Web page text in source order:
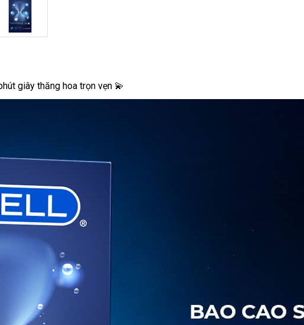
giây thăng hoa trọn vẹn 💫